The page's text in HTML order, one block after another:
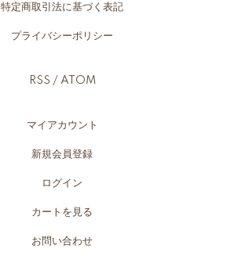
特定商取引法に基づく表記
プライバシーポリシー
RSS / ATOM
マイアカウント
新規会員登録
ログイン
カートを見る
お問い合わせ